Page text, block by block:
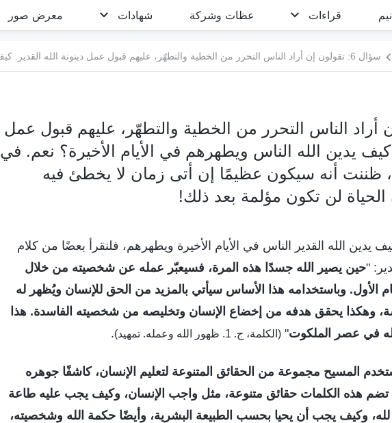
قراءات عظات وشركة شهادات معرض صور
إن أراد الناس التحرر من الخطية والتطهّر، عليهم قبول عمل
كيف يدين الله الناس ويطهرهم في الأيام الأخيرة؟ نعم. في
ظننت أنه سيكون عظيمًا إن أتى زمان لا يخطئ فيه
لن تكون مؤلمة بعد ذلك!
يدين الله القدير الناس في الأيام الأخيرة ويطهرهم، فلنقرأ بعضًا من كلام
"حين يصير الله جسدًا هذه المرة، فسيعبّر عمله عن شخصيته من خلال
الأول. وباستخدامه هذا الأساس سيأتي بالمزيد من الحق للإنسان ويُظهر له
وهكذا يحقق هدفه من إخضاع الإنسان وتخليصه من شخصيته الفاسدة. هذا
في عصر الملكوت" (الكلمة، ج. 1. ظهور الله وعمله. تمهيد) .
المسيح مجموعة من الحقائق المتنوعة لتعليم الإنسان، كاشفًا جوهره
تضم هذه الكلمات حقائق متنوعة، مثل واجب الإنسان، وكيف يجب عليه طاعة
وكيف يجب أن يحيا بحسب الطبيعة البشرية، وأيضًا حكمة الله وشخصيته،